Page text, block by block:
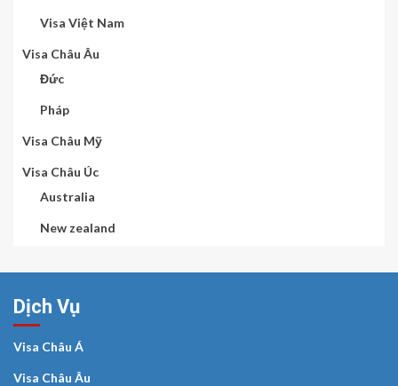
Visa Việt Nam
Visa Châu Âu
Đức
Pháp
Visa Châu Mỹ
Visa Châu Úc
Australia
New zealand
Dịch Vụ
Visa Châu Á
Visa Châu Âu